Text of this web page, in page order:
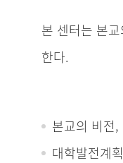
본 센터는 본
한다.
본교의 비전
대학발전계